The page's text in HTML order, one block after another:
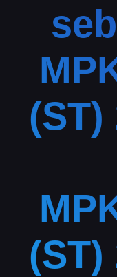
(ST)
(ST)